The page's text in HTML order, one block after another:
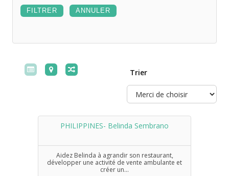
Trier
PHILIPPINES- Belinda Sembrano
Aidez Belinda à agrandir son restaurant,
développer une activité de vente ambulante et
créer un...